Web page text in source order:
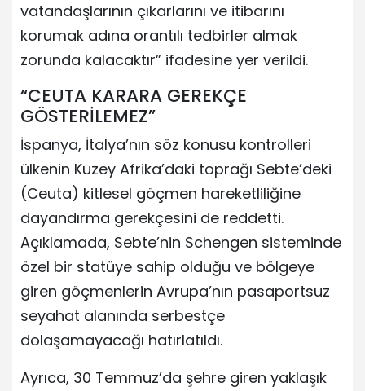
vatandaşlarının çıkarlarını ve itibarını
korumak adına orantılı tedbirler almak
zorunda kalacaktır” ifadesine yer verildi.
“CEUTA KARARA GEREKÇE
GÖSTERİLEMEZ”
İspanya, İtalya’nın söz konusu kontrolleri
ülkenin Kuzey Afrika’daki toprağı Sebte’deki
(Ceuta) kitlesel göçmen hareketliliğine
dayandırma gerekçesini de reddetti.
Açıklamada, Sebte’nin Schengen sisteminde
özel bir statüye sahip olduğu ve bölgeye
giren göçmenlerin Avrupa’nın pasaportsuz
seyahat alanında serbestçe
dolaşamayacağı hatırlatıldı.
Ayrıca, 30 Temmuz’da şehre giren yaklaşık